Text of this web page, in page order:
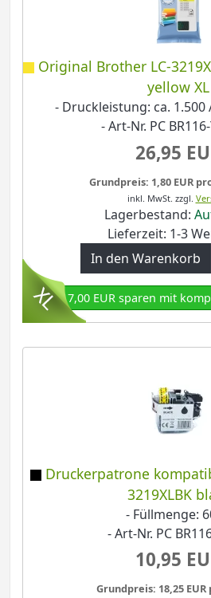
Original Brother LC-
yellow XL
- Druckleistung: ca. 1.500
- Art-Nr. PC
26,95
Grundpreis: 1,80 EUR
inkl. MwSt. zzgl.
Lagerbestand:
Lieferzeit: 1-3
In den Warenkorb
17,00 EUR sparen mit
Druckerpatrone
3219XLBK
- Füllmenge:
- Art-Nr. PC
10,95
Grundpreis: 18,25 EUR